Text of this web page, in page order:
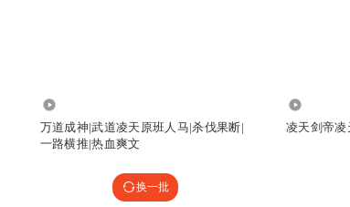
万道成神|武道凌天原班人马|杀伐果断|
一路横推|热血爽文
凌天剑帝凌
换一批